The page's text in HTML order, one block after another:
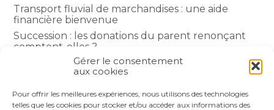
Gérer le consentement
aux cookies
Pour offrir les meilleures expériences, nous utilisons des technologies
telles que les cookies pour stocker et/ou accéder aux informations des
Transport fluvial de marchandises : une aide
financière bienvenue
Succession : les donations du parent renonçant
comptent-elles ?
Encadrement des loyers : une année de plus
COMMENTAIRES RÉCENTS